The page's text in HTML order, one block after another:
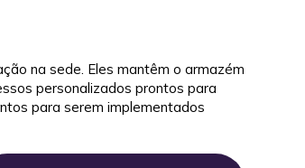
na sede. Eles mantêm o armazém
personalizados prontos para
para serem implementados